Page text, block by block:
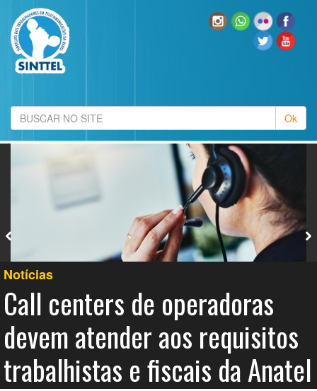
Notícias
Call centers de operadoras
devem atender aos requisitos
trabalhistas e fiscais da Anatel